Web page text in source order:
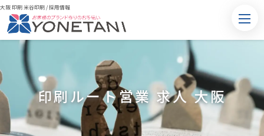
大阪 印刷 米谷印刷/採用情報
印刷ルート営業 求人 大阪